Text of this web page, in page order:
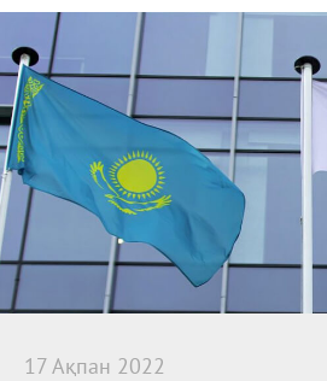
17 Ақпан 2022